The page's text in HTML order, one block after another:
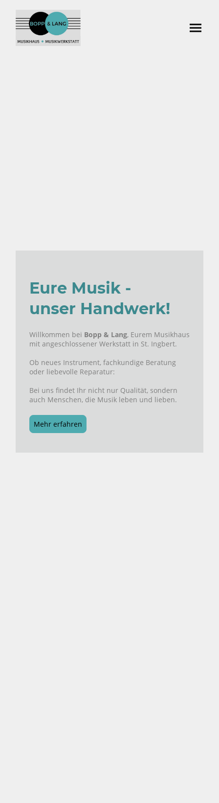
Eure Musik -
unser Handwerk!
Willkommen bei Bopp & Lang, Eurem Musikhaus
mit angeschlossener Werkstatt in St. Ingbert.
Ob neues Instrument, fachkundige Beratung
oder liebevolle Reparatur:
Bei uns findet Ihr nicht nur Qualität, sondern
auch Menschen, die Musik leben und lieben.
Mehr erfahren